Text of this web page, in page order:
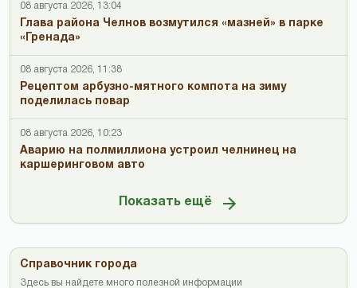
08 августа 2026, 13:04
Глава района Челнов возмутился «мазней» в парке
«Гренада»
08 августа 2026, 11:38
Рецептом арбузно-мятного компота на зиму
поделилась повар
08 августа 2026, 10:23
Аварию на полмиллиона устроил челнинец на
каршеринговом авто
Показать ещё
Справочник города
Здесь вы найдете много полезной информации